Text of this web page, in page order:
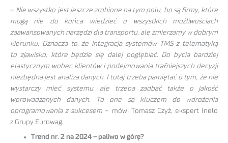
– Nie wszystko jest jeszcze zrobione na tym polu, bo są firmy, które
mogą nie do końca wiedzieć o wszystkich możliwościach
zaawansowanych narzędzi dla transportu, ale zmierzamy w dobrym
kierunku. Oznacza to, że integracja systemów TMS z telematyką
to zjawisko, które będzie się dalej pogłębiać. Do bycia bardziej
elastycznym wobec klientów i podejmowania trafniejszych decyzji
niezbędna jest analiza danych. I tutaj trzeba pamiętać o tym, że nie
wystarczy mieć systemu, ale trzeba zadbać także o jakość
wprowadzanych danych. To one są kluczem do wdrożenia
oprogramowania z sukcesem– mówi Tomasz Czyż, ekspert Inelo
z Grupy Eurowag.
Trend nr. 2 na 2024 – paliwo w górę?